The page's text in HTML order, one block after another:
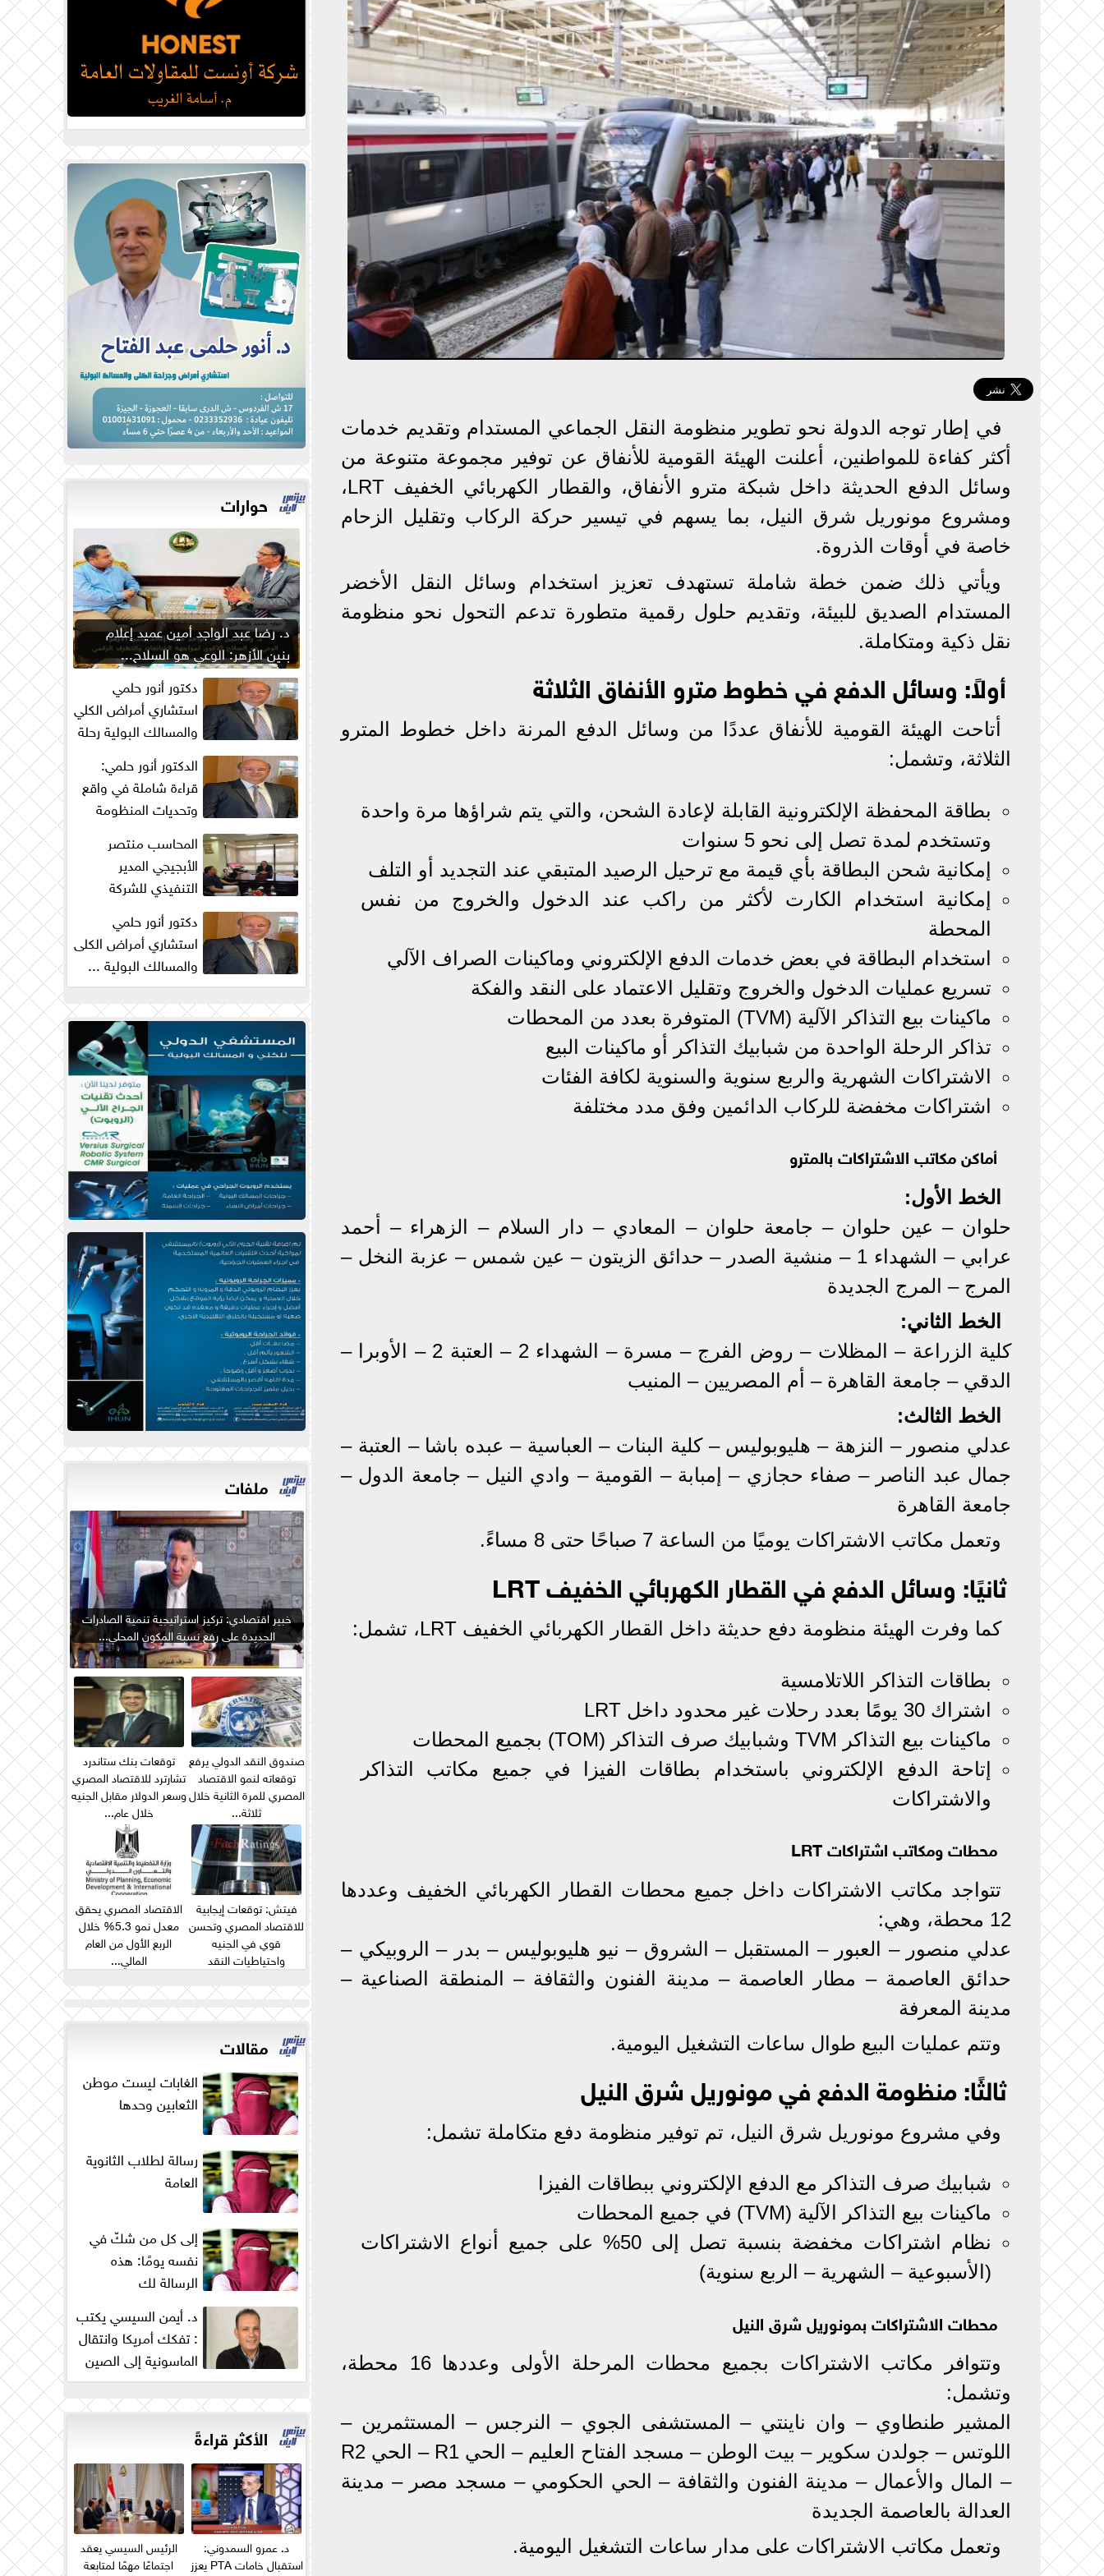
في إطار توجه الدولة نحو تطوير منظومة النقل الجماعي المستدام وتقديم خدمات
أكثر كفاءة للمواطنين، أعلنت الهيئة القومية للأنفاق عن توفير مجموعة متنوعة من
وسائل الدفع الحديثة داخل شبكة مترو الأنفاق، والقطار الكهربائي الخفيف LRT،
ومشروع مونوريل شرق النيل، بما يسهم في تيسير حركة الركاب وتقليل الزحام
خاصة في أوقات الذروة.
ويأتي ذلك ضمن خطة شاملة تستهدف تعزيز استخدام وسائل النقل الأخضر
المستدام الصديق للبيئة، وتقديم حلول رقمية متطورة تدعم التحول نحو منظومة
نقل ذكية ومتكاملة.
أولاً: وسائل الدفع في خطوط مترو الأنفاق الثلاثة
أتاحت الهيئة القومية للأنفاق عددًا من وسائل الدفع المرنة داخل خطوط المترو
الثلاثة، وتشمل:
بطاقة المحفظة الإلكترونية القابلة لإعادة الشحن، والتي يتم شراؤها مرة واحدة
وتستخدم لمدة تصل إلى نحو 5 سنوات
إمكانية شحن البطاقة بأي قيمة مع ترحيل الرصيد المتبقي عند التجديد أو التلف
إمكانية استخدام الكارت لأكثر من راكب عند الدخول والخروج من نفس
المحطة
استخدام البطاقة في بعض خدمات الدفع الإلكتروني وماكينات الصراف الآلي
تسريع عمليات الدخول والخروج وتقليل الاعتماد على النقد والفكة
ماكينات بيع التذاكر الآلية (TVM) المتوفرة بعدد من المحطات
تذاكر الرحلة الواحدة من شبابيك التذاكر أو ماكينات البيع
الاشتراكات الشهرية والربع سنوية والسنوية لكافة الفئات
اشتراكات مخفضة للركاب الدائمين وفق مدد مختلفة
أماكن مكاتب الاشتراكات بالمترو
الخط الأول:
حلوان – عين حلوان – جامعة حلوان – المعادي – دار السلام – الزهراء – أحمد
عرابي – الشهداء 1 – منشية الصدر – حدائق الزيتون – عين شمس – عزبة النخل –
المرج – المرج الجديدة
الخط الثاني:
كلية الزراعة – المظلات – روض الفرج – مسرة – الشهداء 2 – العتبة 2 – الأوبرا –
الدقي – جامعة القاهرة – أم المصريين – المنيب
الخط الثالث:
عدلي منصور – النزهة – هليوبوليس – كلية البنات – العباسية – عبده باشا – العتبة –
جمال عبد الناصر – صفاء حجازي – إمبابة – القومية – وادي النيل – جامعة الدول –
جامعة القاهرة
وتعمل مكاتب الاشتراكات يوميًا من الساعة 7 صباحًا حتى 8 مساءً.
ثانيًا: وسائل الدفع في القطار الكهربائي الخفيف LRT
كما وفرت الهيئة منظومة دفع حديثة داخل القطار الكهربائي الخفيف LRT، تشمل:
بطاقات التذاكر اللاتلامسية
اشتراك 30 يومًا بعدد رحلات غير محدود داخل LRT
ماكينات بيع التذاكر TVM وشبابيك صرف التذاكر (TOM) بجميع المحطات
إتاحة الدفع الإلكتروني باستخدام بطاقات الفيزا في جميع مكاتب التذاكر
والاشتراكات
محطات ومكاتب اشتراكات LRT
تتواجد مكاتب الاشتراكات داخل جميع محطات القطار الكهربائي الخفيف وعددها
12 محطة، وهي:
عدلي منصور – العبور – المستقبل – الشروق – نيو هليوبوليس – بدر – الروبيكي –
حدائق العاصمة – مطار العاصمة – مدينة الفنون والثقافة – المنطقة الصناعية –
مدينة المعرفة
وتتم عمليات البيع طوال ساعات التشغيل اليومية.
ثالثًا: منظومة الدفع في مونوريل شرق النيل
وفي مشروع مونوريل شرق النيل، تم توفير منظومة دفع متكاملة تشمل:
شبابيك صرف التذاكر مع الدفع الإلكتروني ببطاقات الفيزا
ماكينات بيع التذاكر الآلية (TVM) في جميع المحطات
نظام اشتراكات مخفضة بنسبة تصل إلى 50% على جميع أنواع الاشتراكات
(الأسبوعية – الشهرية – الربع سنوية)
محطات الاشتراكات بمونوريل شرق النيل
وتتوافر مكاتب الاشتراكات بجميع محطات المرحلة الأولى وعددها 16 محطة،
وتشمل:
المشير طنطاوي – وان ناينتي – المستشفى الجوي – النرجس – المستثمرين –
اللوتس – جولدن سكوير – بيت الوطن – مسجد الفتاح العليم – الحي R1 – الحي R2
– المال والأعمال – مدينة الفنون والثقافة – الحي الحكومي – مسجد مصر – مدينة
العدالة بالعاصمة الجديدة
وتعمل مكاتب الاشتراكات على مدار ساعات التشغيل اليومية.
حوارات
د. رضا عبد الواجد أمين عميد إعلام
بنين الأزهر: الوعي هو السلاح...
دكتور أنور حلمي
استشاري أمراض الكلي
والمسالك البولية رحلة
من البحث والكفاح...
الدكتور أنور حلمي:
قراءة شاملة في واقع
وتحديات المنظومة
المحاسب منتصر
الأبجيجي المدير
التنفيذي للشركة
المصرية للتنمية الزراعية
والريفية : ...
دكتور أنور حلمي
استشاري أمراض الكلى
والمسالك البولية ...
زيادة جراحات
البروستاتا...
ملفات
خبير اقتصادي: تركيز استراتيجية تنمية الصادرات
الجديدة على رفع نسبة المكون المحلي...
صندوق النقد الدولي يرفع
توقعاته لنمو الاقتصاد
المصري للمرة الثانية خلال
ثلاثة...
توقعات بنك ستاندرد
تشارترد للاقتصاد المصري
وسعر الدولار مقابل الجنيه
خلال عام...
فيتش: توقعات إيجابية
للاقتصاد المصري وتحسن
قوي في الجنيه
واحتياطيات النقد
الأجنبي...
الاقتصاد المصري يحقق
معدل نمو 5.3% خلال
الربع الأول من العام
المالي...
مقالات
الغابات ليست موطن
الثعابين وحدها
رسالة لطلاب الثانوية
العامة
إلى كل من شكّ في
نفسه يومًا: هذه
الرسالة لك
د. أيمن السيسي يكتب
: تفكك أمريكا وانتقال
الماسونية إلى الصين
وزوال...
الأكثر قراءةً
د. عمرو السمدوني:
استقبال خامات PTA يعزز
الرئيس السيسي يعقد
اجتماعًا مهمًا لمتابعة